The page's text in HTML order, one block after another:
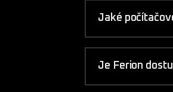
Jaké
Je Ferion